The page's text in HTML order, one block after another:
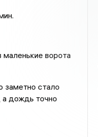
маленькие ворота
заметно стало
а дождь точно